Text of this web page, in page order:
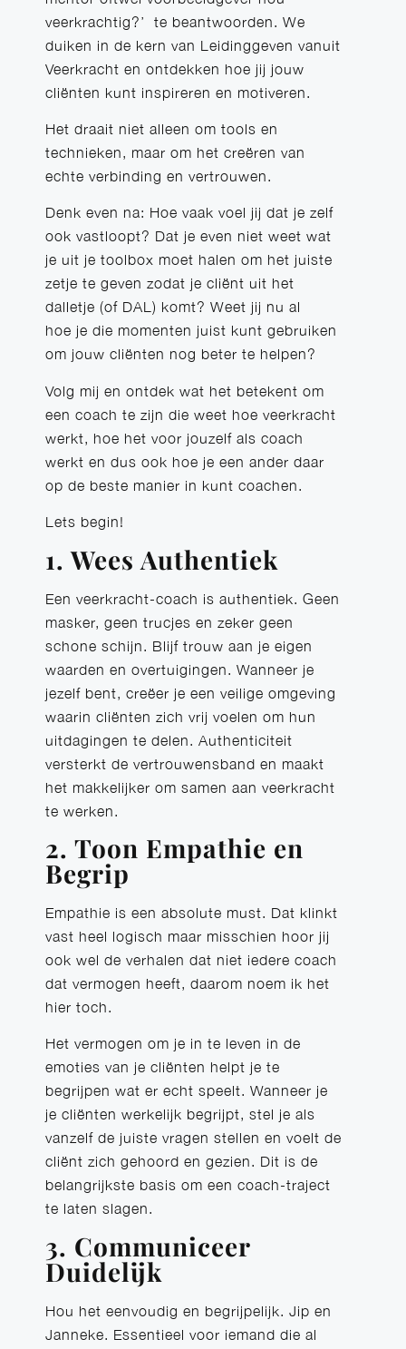
veerkrachtig?’ te beantwoorden. We
duiken in de kern van Leidinggeven vanuit
Veerkracht en ontdekken hoe jij jouw
cliënten kunt inspireren en motiveren.
Het draait niet alleen om tools en
technieken, maar om het creëren van
echte verbinding en vertrouwen.
Denk even na: Hoe vaak voel jij dat je zelf
ook vastloopt? Dat je even niet weet wat
je uit je toolbox moet halen om het juiste
zetje te geven zodat je cliënt uit het
dalletje (of DAL) komt? Weet jij nu al
hoe je die momenten juist kunt gebruiken
om jouw cliënten nog beter te helpen?
Volg mij en ontdek wat het betekent om
een coach te zijn die weet hoe veerkracht
werkt, hoe het voor jouzelf als coach
werkt en dus ook hoe je een ander daar
op de beste manier in kunt coachen.
Lets begin!
1. Wees Authentiek
Een veerkracht-coach is authentiek. Geen
masker, geen trucjes en zeker geen
schone schijn. Blijf trouw aan je eigen
waarden en overtuigingen. Wanneer je
jezelf bent, creëer je een veilige omgeving
waarin cliënten zich vrij voelen om hun
uitdagingen te delen. Authenticiteit
versterkt de vertrouwensband en maakt
het makkelijker om samen aan veerkracht
te werken.
2. Toon Empathie en
Begrip
Empathie is een absolute must. Dat klinkt
vast heel logisch maar misschien hoor jij
ook wel de verhalen dat niet iedere coach
dat vermogen heeft, daarom noem ik het
hier toch.
Het vermogen om je in te leven in de
emoties van je cliënten helpt je te
begrijpen wat er echt speelt. Wanneer je
je cliënten werkelijk begrijpt, stel je als
vanzelf de juiste vragen stellen en voelt de
cliënt zich gehoord en gezien. Dit is de
belangrijkste basis om een coach-traject
te laten slagen.
3. Communiceer
Duidelijk
Hou het eenvoudig en begrijpelijk. Jip en
Janneke. Essentieel voor iemand die al